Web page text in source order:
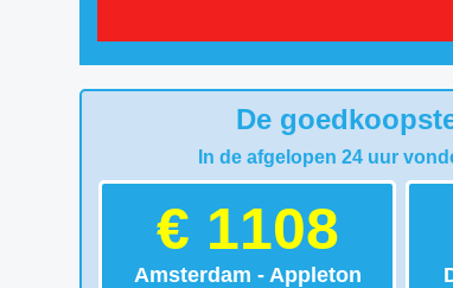
De
In de afgelopen 24 uur
€ 1108
Amsterdam - Appleton